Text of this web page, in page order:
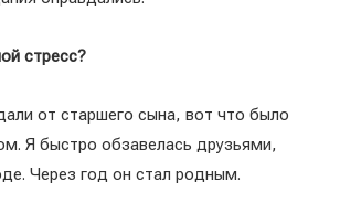
стресс?
от старшего сына, вот что было
Я быстро обзавелась друзьями,
Через год он стал родным.